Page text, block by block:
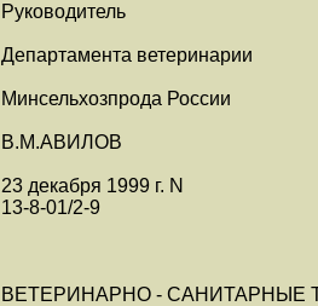
Руководитель
Департамента ветеринарии
Минсельхозпрода России
В.М.АВИЛОВ
23 декабря 1999 г. N
13-8-01/2-9
ВЕТЕРИНАРНО - САНИТАРНЫЕ